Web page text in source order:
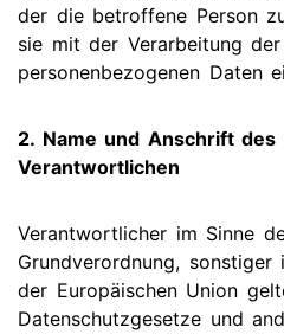
der die betroffene Person
sie mit der Verarbeitung
personenbezogenen Daten
2. Name und Anschrift
Verantwortlichen
Verantwortlicher im Sinne
Grundverordnung,
der Europäischen Union
Datenschutzgesetze und